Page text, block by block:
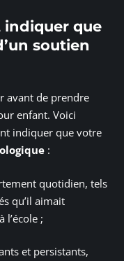
indiquer que
soutien
avant de prendre
enfant. Voici
indiquer que votre
:
quotidien, tels
qu’il aimait
l’école ;
et persistants,